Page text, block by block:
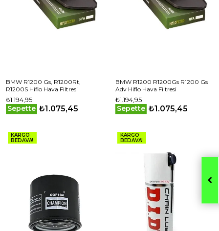
BMW R1200 Gs, R1200Rt,
R1200S Hiflo Hava Filtresi
₺1.194,95
Sepette ₺1.075,45
BMW R1200 R1200Gs R1200 Gs
Adv Hiflo Hava Filtresi
₺1.194,95
Sepette ₺1.075,45
KARGO
BEDAVA!
KARGO
BEDAVA!